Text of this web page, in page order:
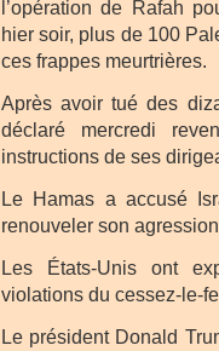
l’opération de Rafah
hier soir, plus de 100
ces frappes meurtrières.
Après avoir tué des
déclaré mercredi
instructions de ses
Le Hamas a accusé
renouveler son
Les États-Unis ont
violations du cessez-le-
Le président Donald